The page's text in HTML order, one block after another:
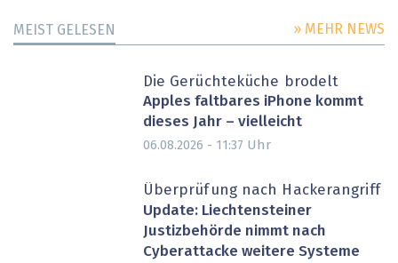
MEIST GELESEN » MEHR NEWS
Die Gerüchteküche brodelt
Apples faltbares iPhone kommt
dieses Jahr – vielleicht
06.08.2026 - 11:37 Uhr
Überprüfung nach Hackerangriff
Update: Liechtensteiner
Justizbehörde nimmt nach
Cyberattacke weitere Systeme